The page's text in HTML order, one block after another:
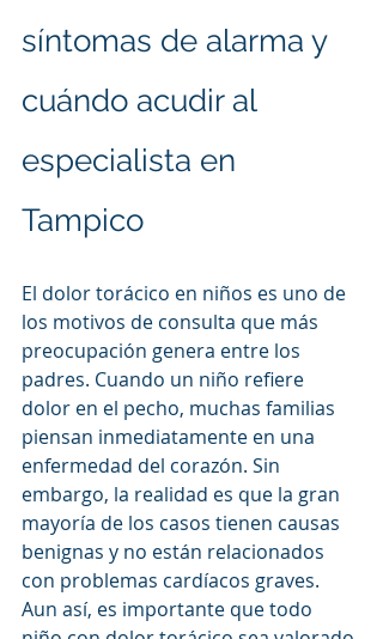
síntomas de alarma y
cuándo acudir al
especialista en
Tampico
El dolor torácico en niños es uno de
los motivos de consulta que más
preocupación genera entre los
padres. Cuando un niño refiere
dolor en el pecho, muchas familias
piensan inmediatamente en una
enfermedad del corazón. Sin
embargo, la realidad es que la gran
mayoría de los casos tienen causas
benignas y no están relacionados
con problemas cardíacos graves.
Aun así, es importante que todo